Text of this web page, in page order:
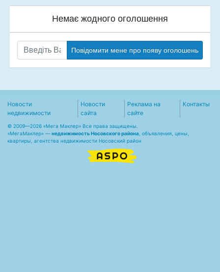
Немає жодного оголошення
Повідомити мене про появу оголошень
Новости
недвижимости
Новости
сайта
Реклама на
сайте
Контакты
© 2009—2026 «Мега Маклер» Все права защищены.
«МегаМаклер» — недвижимость Носовского района , объявления, цены,
квартиры, агентства недвижимости Носовский район